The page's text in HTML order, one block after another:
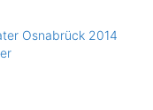
Osnabrück 2014